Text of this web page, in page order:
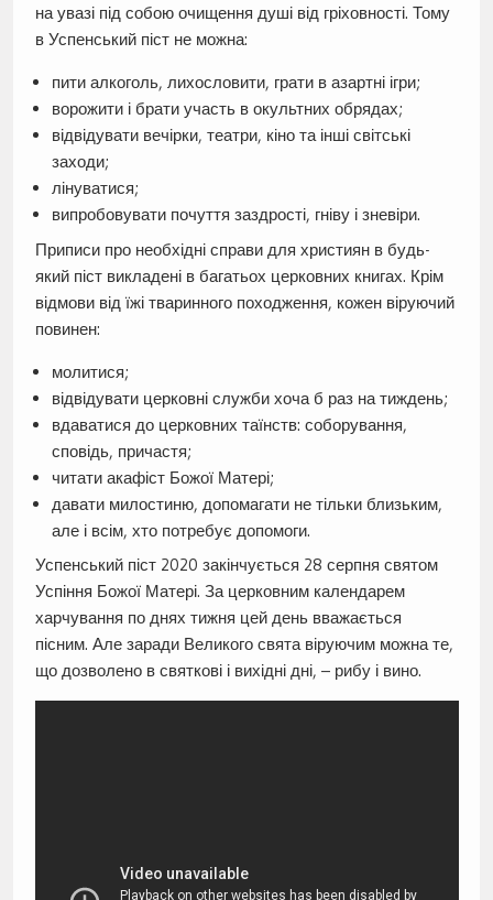
на увазі під собою очищення душі від гріховності. Тому
в Успенський піст не можна:
пити алкоголь, лихословити, грати в азартні ігри;
ворожити і брати участь в окультних обрядах;
відвідувати вечірки, театри, кіно та інші світські
заходи;
лінуватися;
випробовувати почуття заздрості, гніву і зневіри.
Приписи про необхідні справи для християн в будь-
який піст викладені в багатьох церковних книгах. Крім
відмови від їжі тваринного походження, кожен віруючий
повинен:
молитися;
відвідувати церковні служби хоча б раз на тиждень;
вдаватися до церковних таїнств: соборування,
сповідь, причастя;
читати акафіст Божої Матері;
давати милостиню, допомагати не тільки близьким,
але і всім, хто потребує допомоги.
Успенський піст 2020 закінчується 28 серпня святом
Успіння Божої Матері. За церковним календарем
харчування по днях тижня цей день вважається
пісним. Але заради Великого свята віруючим можна те,
що дозволено в святкові і вихідні дні, – рибу і вино.